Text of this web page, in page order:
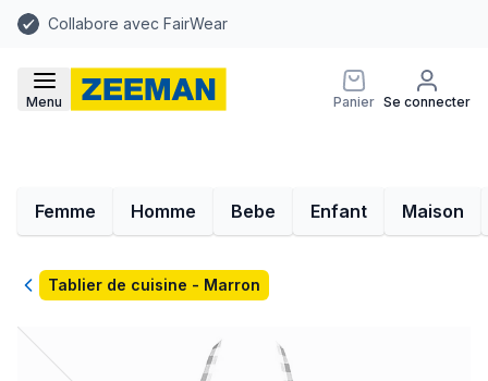
Collabore avec FairWear
Menu Panier Se connecter
Femme Homme Bebe Enfant Maison
RetourTablier de cuisine - Marron